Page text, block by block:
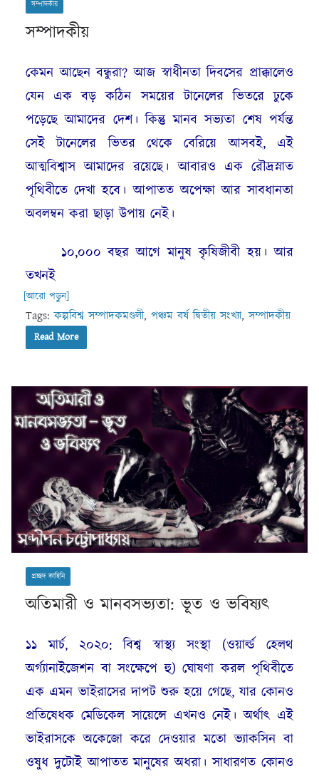
সম্পাদকীয়
সম্পাদকীয়
কেমন আছেন বন্ধুরা? আজ স্বাধীনতা দিবসের প্রাক্কালেও
যেন এক বড় কঠিন সময়ের টানেলের ভিতরে ঢুকে
পড়েছে আমাদের দেশ। কিন্তু মানব সভ্যতা শেষ পর্যন্ত
সেই টানেলের ভিতর থেকে বেরিয়ে আসবই, এই
আত্মবিশ্বাস আমাদের রয়েছে। আবারও এক রৌদ্রস্নাত
পৃথিবীতে দেখা হবে। আপাতত অপেক্ষা আর সাবধানতা
অবলম্বন করা ছাড়া উপায় নেই।
১০,০০০ বছর আগে মানুষ কৃষিজীবী হয়। আর
তখনই
[আরো পড়ুন]
Tags:কল্পবিশ্ব সম্পাদকমণ্ডলী, পঞ্চম বর্ষ দ্বিতীয় সংখ্যা,সম্পাদকীয়
Read More
প্রচ্ছদ কাহিনি
অতিমারী ও মানবসভ্যতা: ভূত ও ভবিষ্যৎ
১১ মার্চ, ২০২০: বিশ্ব স্বাস্থ্য সংস্থা (ওয়ার্ল্ড হেলথ
অর্গ্যানাইজেশন বা সংক্ষেপে হু) ঘোষণা করল পৃথিবীতে
এক এমন ভাইরাসের দাপট শুরু হয়ে গেছে, যার কোনও
প্রতিষেধক মেডিকেল সায়েন্সে এখনও নেই। অর্থাৎ এই
ভাইরাসকে অকেজো করে দেওয়ার মতো ভ্যাকসিন বা
ওষুধ দুটোই আপাতত মানুষের অধরা। সাধারণত কোনও